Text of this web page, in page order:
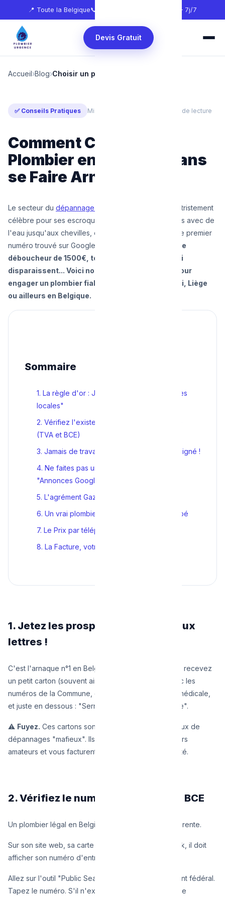
📍 Toute la Belgique📞 🕐 24h/24 — 7j/7
Devis Gratuit
Accueil›Blog›Choisir un plombier Belgique
✅ Conseils Pratiques Mis à jour : Février 2025 ⏱ 6 min de lecture
Comment Choisir un
Plombier en Belgique sans
se Faire Arnaquer ?
Le secteur du dépannage plomberie d'urgence
est tristement
célèbre pour ses escroqueries. En situation de stress avec de
l'eau jusqu'aux chevilles, on a tendance à appeler le premier
numéro trouvé sur Google, sans vérifier.
Factures de
déboucheur de 1500€, techniciens fantômes qui
disparaissent... Voici notre check-list absolue pour
engager un plombier fiable à Bruxelles, Charleroi, Liège
ou ailleurs en Belgique.
Sommaire
1. La règle d'or : Jeter les prospectus "Cartes
locales"
2. Vérifiez l'existence légale de l'entreprise
(TVA et BCE)
3. Jamais de travaux sans Devis Préalable Signé !
4. Ne faites pas une confiance aveugle aux
"Annonces Google"
5. L'agrément Gaz ou Mazout (Cerga)
6. Un vrai plombier a un VRAI véhicule équipé
7. Le Prix par téléphone doit être clair
8. La Facture, votre ultime arme de défense
1. Jetez les prospectus de boîtes aux
lettres !
C'est l'arnaque n°1 en Belgique depuis 20 ans. Vous recevez
un petit carton (souvent aimanté ou jaune/bleu) avec les
numéros de la Commune, de la Police, de la garde médicale,
et juste en dessous : "Serrurier-Plombier Dépannage".
⚠️ Fuyez. Ces cartons sont distribués par des réseaux de
dépannages "mafieux". Ils sous-traitent à des ouvriers
amateurs et vous facturent 800€ un joint d'étanchéité.
2. Vérifiez le numéro de TVA sur la BCE
Un plombier légal en Belgique a une identité transparente.
Sur son site web, sa carte de visite ou son Facebook, il doit
afficher son numéro d'entreprise :
Allez sur l'outil "Public Search BCE" du gouvernement fédéral.
Tapez le numéro. S'il n'existe pas, ou s'il s'agit d'une